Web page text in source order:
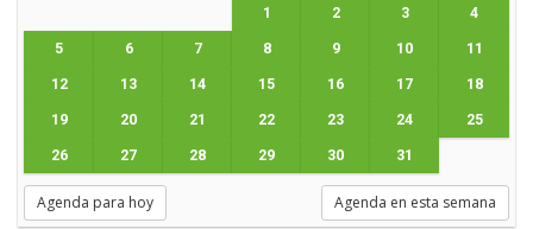
1 2 3 4
5 6 7 8 9 10 11
12 13 14 15 16 17 18
19 20 21 22 23 24 25
26 27 28 29 30 31
Agenda para hoy Agenda en esta semana